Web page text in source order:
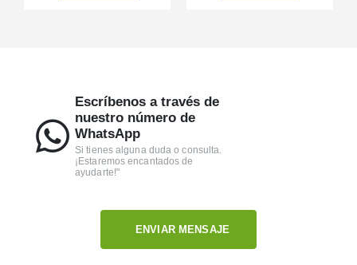
Escríbenos a través de
nuestro número de
WhatsApp
Si tienes alguna duda o consulta.
¡Estaremos encantados de
ayudarte!"
ENVIAR MENSAJE